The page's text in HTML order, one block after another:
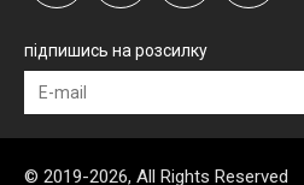
підпишись на розсилку
© 2019-2026, All Rights Reserved